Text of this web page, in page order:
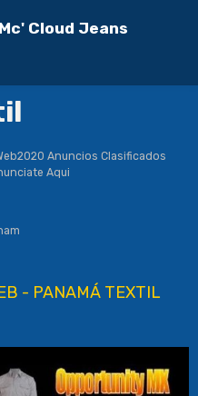
Cloud Jeans
- PANAMÁ TEXTIL